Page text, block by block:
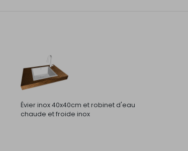
Évier inox 40x40cm et robinet d'eau
chaude et froide inox